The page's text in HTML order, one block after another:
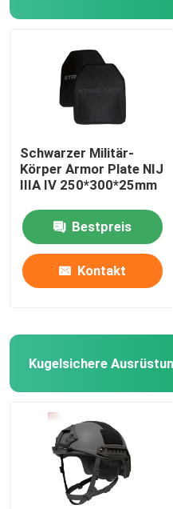
Schwarzer Militär-
Körper Armor Plate NIJ
IIIA IV 250*300*25mm
Bestpreis
Kontakt
Kugelsichere